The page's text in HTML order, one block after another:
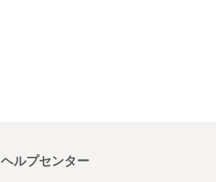
ヘルプセンター